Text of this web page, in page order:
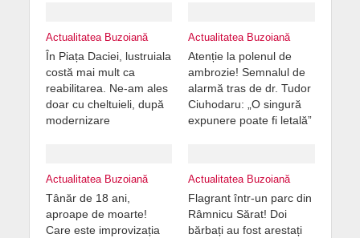
Actualitatea Buzoiană
În Piața Daciei, lustruiala
costă mai mult ca
reabilitarea. Ne-am ales
doar cu cheltuieli, după
modernizare
Actualitatea Buzoiană
Atenție la polenul de
ambrozie! Semnalul de
alarmă tras de dr. Tudor
Ciuhodaru: „O singură
expunere poate fi letală”
Actualitatea Buzoiană
Tânăr de 18 ani,
aproape de moarte!
Care este improvizația
Actualitatea Buzoiană
Flagrant într-un parc din
Râmnicu Sărat! Doi
bărbați au fost arestați